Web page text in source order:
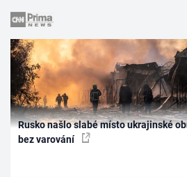
Rusko našlo slabé místo ukrajinské
bez varování